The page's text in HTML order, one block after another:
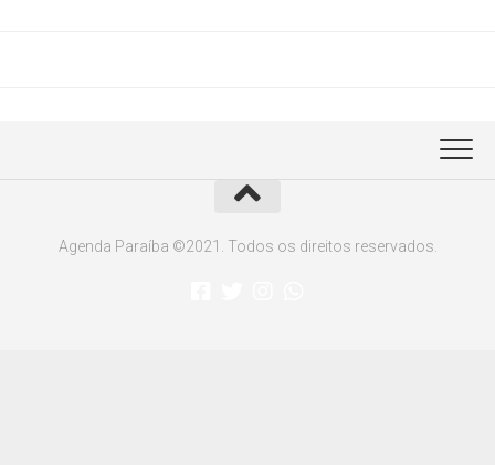
Agenda Paraíba ©2021. Todos os direitos reservados.